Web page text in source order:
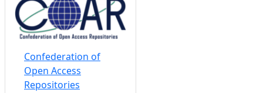
Confederation of
Open Access
Repositories